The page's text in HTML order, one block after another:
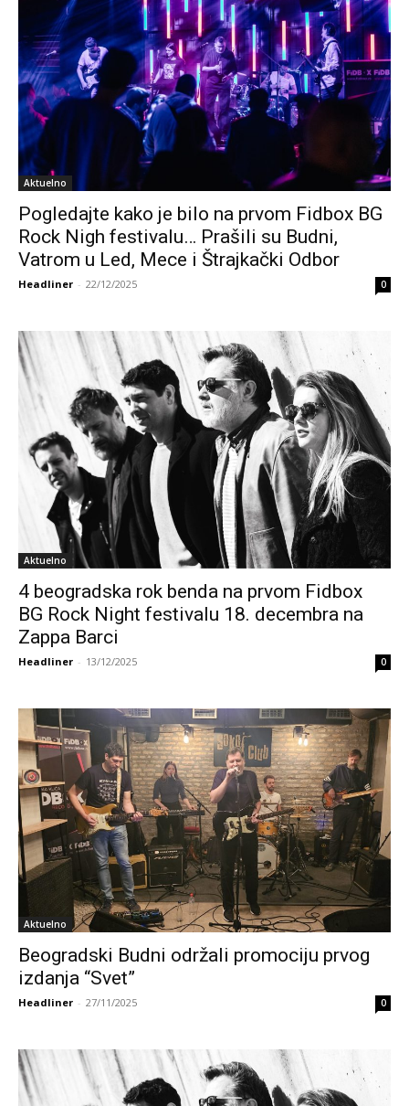
Aktuelno
Pogledajte kako je bilo na prvom Fidbox BG
Rock Nigh festivalu… Prašili su Budni,
Vatrom u Led, Mece i Štrajkački Odbor
Headliner - 22/12/2025 0
Aktuelno
4 beogradska rok benda na prvom Fidbox
BG Rock Night festivalu 18. decembra na
Zappa Barci
Headliner - 13/12/2025 0
Aktuelno
Beogradski Budni održali promociju prvog
izdanja “Svet”
Headliner - 27/11/2025 0